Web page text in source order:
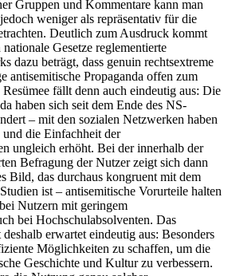
Gruppen und Kommentare kann man
weniger als repräsentativ für die
Deutlich zum Ausdruck kommt
Gesetze reglementierte
dazu beträgt, dass genuin rechtsextreme
antisemitische Propaganda offen zum
fällt denn auch eindeutig aus: Die
haben sich seit dem Ende des NS-
– mit den sozialen Netzwerken haben
die Einfachheit der
ungleich erhöht. Bei der innerhalb der
Befragung der Nutzer zeigt sich dann
Bild, das durchaus kongruent mit dem
ist – antisemitische Vorurteile halten
Nutzern mit geringem
bei Hochschulabsolventen. Das
erwartet eindeutig aus: Besonders
Möglichkeiten zu schaffen, um die
Geschichte und Kultur zu verbessern.